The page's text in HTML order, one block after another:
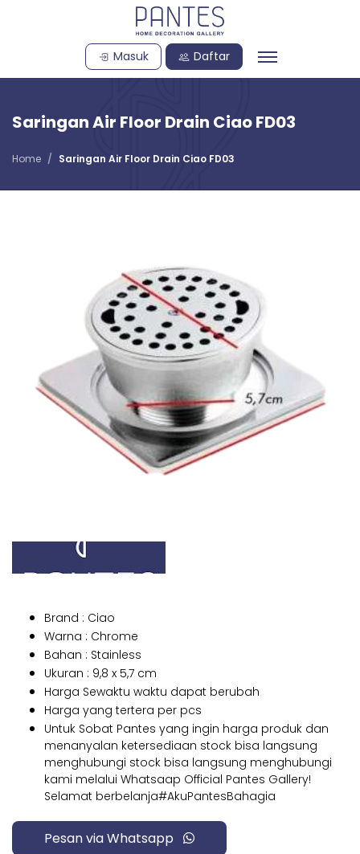
Masuk Daftar
Saringan Air Floor Drain Ciao FD03
Home Saringan Air Floor Drain Ciao FD03
Brand : Ciao
Warna : Chrome
Bahan : Stainless
Ukuran : 9,8 x 5,7 cm
Harga Sewaktu waktu dapat berubah
Harga yang tertera per pcs
Untuk Sobat Pantes yang ingin harga produk dan
menanyalan ketersediaan stock bisa langsung
menghubungi stock bisa langsung menghubungi
kami melalui Whatsaap Official Pantes Gallery!
Selamat berbelanja#AkuPantesBahagia
Pesan via Whatsapp